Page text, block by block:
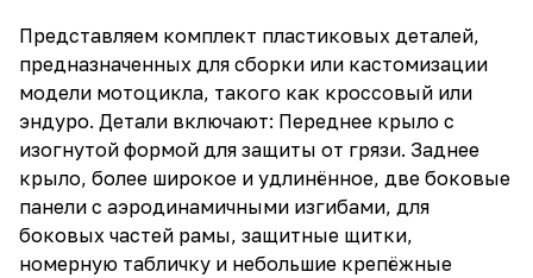
Представляем комплект пластиковых деталей,
предназначенных для сборки или кастомизации
модели мотоцикла, такого как кроссовый или
эндуро. Детали включают: Переднее крыло с
изогнутой формой для защиты от грязи. Заднее
крыло, более широкое и удлинённое, две боковые
панели с аэродинамичными изгибами, для
боковых частей рамы, защитные щитки,
номерную табличку и небольшие крепёжные